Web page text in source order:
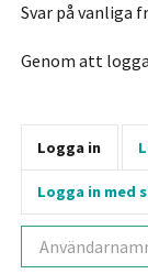
Svar på vanliga
Genom att
Logga in
Logga in med
Användarnamn